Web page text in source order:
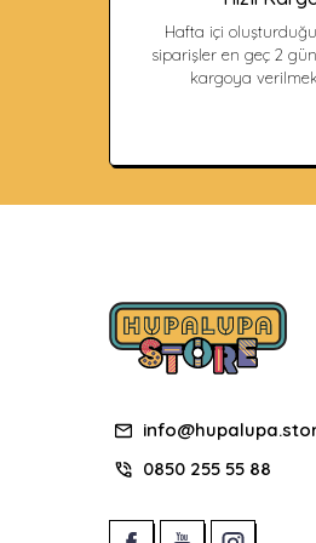
Hafta içi
siparişler en geç 2
kargoya
0850 255 55 88